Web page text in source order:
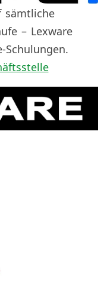
sämtliche
– Lexware
Schulungen.